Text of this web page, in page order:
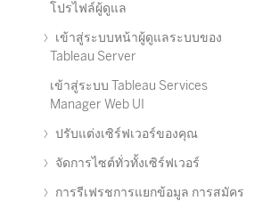
โปรไฟล์ผู้ดูแล
เข้าสู่ระบบหน้าผู้ดูแลระบบของ
Tableau Server
เข้าสู่ระบบ Tableau Services
Manager Web UI
ปรับแต่งเซิร์ฟเวอร์ของคุณ
จัดการไซต์ทั่วทั้งเซิร์ฟเวอร์
การรีเฟรชการแยกข้อมูล การสมัคร